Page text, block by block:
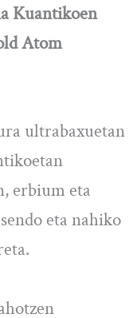
Kuantikoen
Atom
ultrabaxuetan
erbium eta
eta nahiko